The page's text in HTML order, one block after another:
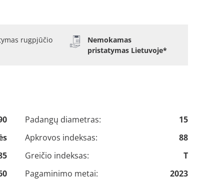
rugpjūčio
Nemokamas
pristatymas Lietuvoje*
Padangų diametras:
15
Apkrovos indeksas:
88
Greičio indeksas:
T
Pagaminimo metai:
2023